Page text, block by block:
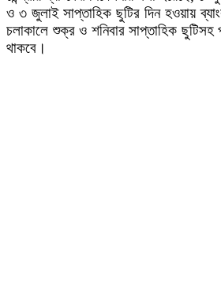
ও ৩ জুলাই সাপ্তাহিক ছুটির দিন হওয়ায়
চলাকালে শুক্র ও শনিবার সাপ্তাহিক ছুটিসহ
থাকবে।